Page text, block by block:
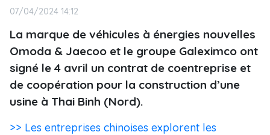
07/04/2024 14:12
La marque de véhicules à énergies nouvelles
Omoda & Jaecoo et le groupe Galeximco ont
signé le 4 avril un contrat de coentreprise et
de coopération pour la construction d’une
usine à Thai Binh (Nord).
>> Les entreprises chinoises explorent les